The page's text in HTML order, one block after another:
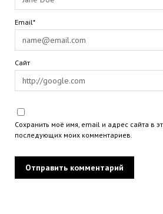
Email*
Сайт
Сохранить моё имя, email и адрес сайта в
последующих моих комментариев.